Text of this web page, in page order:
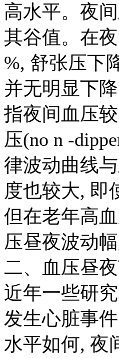
高水平。夜
其谷值。在
%, 舒张压下
并无明显下
指夜间血压
压(no n -
律波动曲线
度也较大, 即
但在老年高
压昼夜波动
二、血压昼
近年一些研
发生心脏事
水平如何, 夜